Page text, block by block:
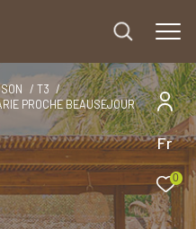
Fr
0
T3
PROCHE BEAUSEJOUR